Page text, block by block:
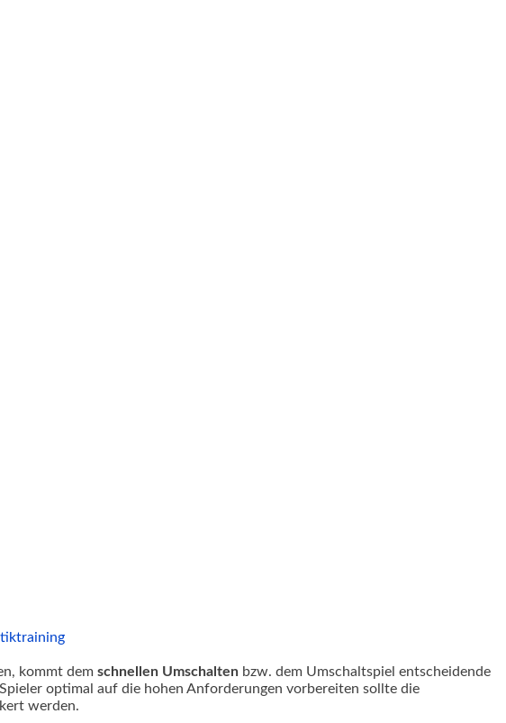
kommt dem schnellen Umschalten bzw. dem Umschaltspiel entscheidende
optimal auf die hohen Anforderungen vorbereiten sollte die
werden.